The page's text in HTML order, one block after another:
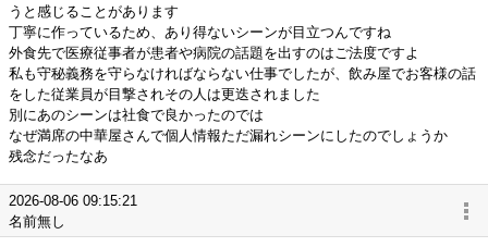
うと感じることがあります
丁寧に作っているため、あり得ないシーンが目立つんですね
外食先で医療従事者が患者や病院の話題を出すのはご法度ですよ
私も守秘義務を守らなければならない仕事でしたが、飲み屋でお客様の話
をした従業員が目撃されその人は更迭されました
別にあのシーンは社食で良かったのでは
なぜ満席の中華屋さんで個人情報ただ漏れシーンにしたのでしょうか
残念だったなあ
2026-08-06 09:15:21
名前無し